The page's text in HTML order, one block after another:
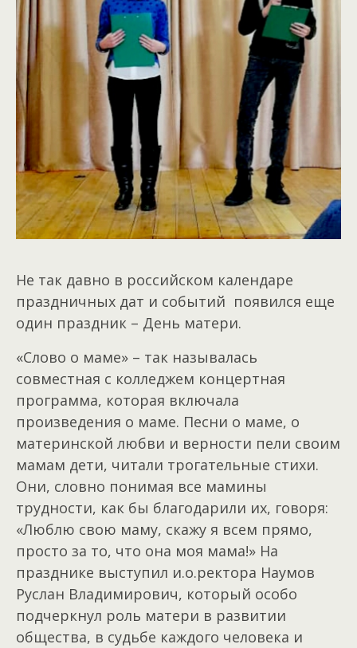
Не так давно в российском календаре
праздничных дат и событий появился еще
один праздник – День матери.
«Слово о маме» – так называлась
совместная с колледжем концертная
программа, которая включала
произведения о маме. Песни о маме, о
материнской любви и верности пели своим
мамам дети, читали трогательные стихи.
Они, словно понимая все мамины
трудности, как бы благодарили их, говоря:
«Люблю свою маму, скажу я всем прямо,
просто за то, что она моя мама!» На
празднике выступил и.о.ректора Наумов
Руслан Владимирович, который особо
подчеркнул роль матери в развитии
общества, в судьбе каждого человека и